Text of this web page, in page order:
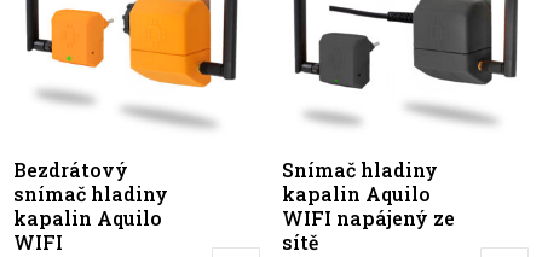
Bezdrátový
snímač hladiny
kapalin Aquilo
WIFI
Snímač hladiny
kapalin Aquilo
WIFI napájený ze
sítě